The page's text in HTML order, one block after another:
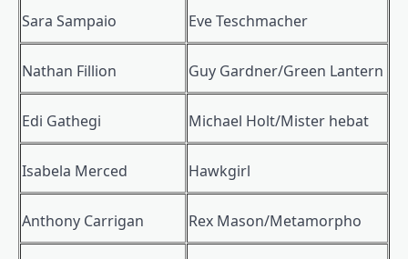
Sara Sampaio Eve Teschmacher
Nathan Fillion Guy Gardner/Green Lantern
Edi Gathegi Michael Holt/Mister hebat
Isabela Merced Hawkgirl
Anthony Carrigan Rex Mason/Metamorpho